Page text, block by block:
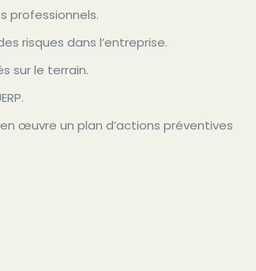
professionnels.
risques dans l’entreprise.
sur le terrain.
œuvre un plan d’actions préventives